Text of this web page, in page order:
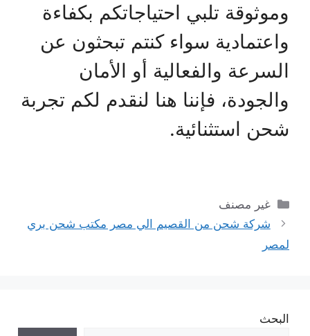
وموثوقة تلبي احتياجاتكم بكفاءة
واعتمادية سواء كنتم تبحثون عن
السرعة والفعالية أو الأمان
والجودة، فإننا هنا لنقدم لكم تجربة
شحن استثنائية.
التصنيفات
غير مصنف
شركة شحن من القصيم الي مصر مكتب شحن بري
لمصر
البحث